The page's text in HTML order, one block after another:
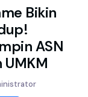
Bikin
ASN
UMKM